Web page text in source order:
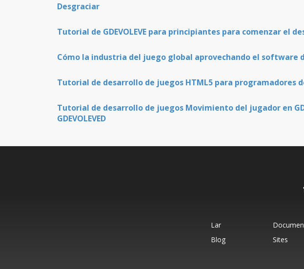
Desgraciar
Tutorial de GDEVOLEVE para principiantes para comenzar el
Cómo la industria del juego global aprovechando el software
Tutorial de desarrollo de juegos HTML5 para programadores
Tutorial de desarrollo de juegos Movimiento del jugador en
GDEVOLEVED
Lar
Blog
Sites